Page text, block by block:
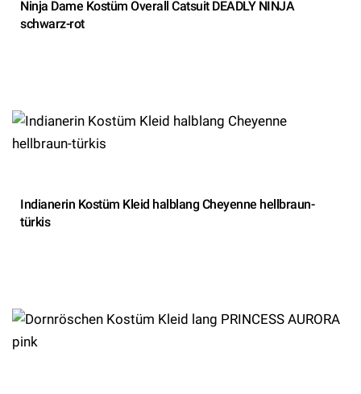
Ninja Dame Kostüm Overall Catsuit DEADLY NINJA
schwarz-rot
Indianerin Kostüm Kleid halblang Cheyenne hellbraun-
türkis